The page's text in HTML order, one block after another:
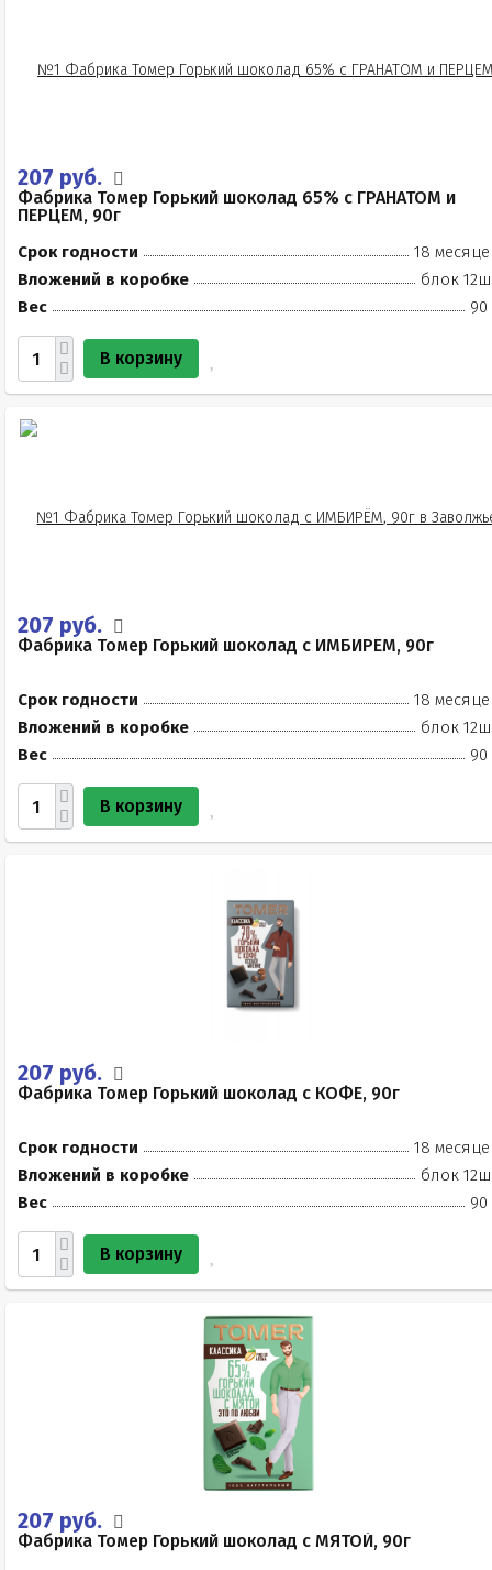
207 руб.
Фабрика Томер Горький шоколад 65% с ГРАНАТОМ и
ПЕРЦЕМ, 90г
Срок годности
18
Вложений в коробке
блок
Вес
90
В корзину
207 руб.
Фабрика Томер Горький шоколад с ИМБИРЁМ, 90г
Срок годности
18
Вложений в коробке
блок
Вес
90
В корзину
207 руб.
Фабрика Томер Горький шоколад с КОФЕ, 90г
Срок годности
18
Вложений в коробке
блок
Вес
90
В корзину
207 руб.
Фабрика Томер Горький шоколад с МЯТОЙ, 90г